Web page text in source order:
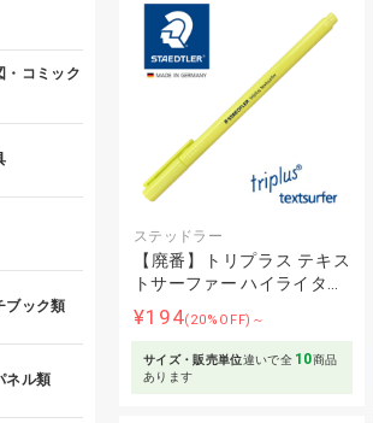
ステッドラー
【廃番】トリプラス テキス
トサーファー ハイライタ…
¥194(20%OFF)～
サイズ・販売単位違いで全 10商品
あります
・コミック
ブック類
ネル類